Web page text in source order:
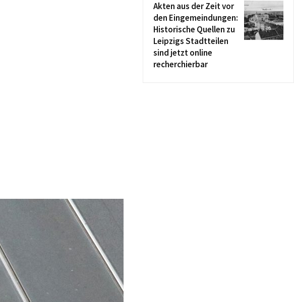
Akten aus der Zeit vor
den Eingemeindungen:
Historische Quellen zu
Leipzigs Stadtteilen
sind jetzt online
recherchierbar